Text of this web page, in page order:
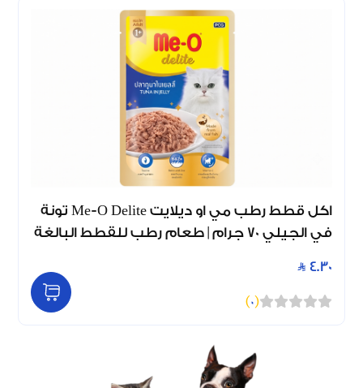
اكل قطط رطب مي او ديلايت Me-O Delite تونة
في الجيلي 70 جرام | طعام رطب للقطط البالغة
4.30
(
0
)